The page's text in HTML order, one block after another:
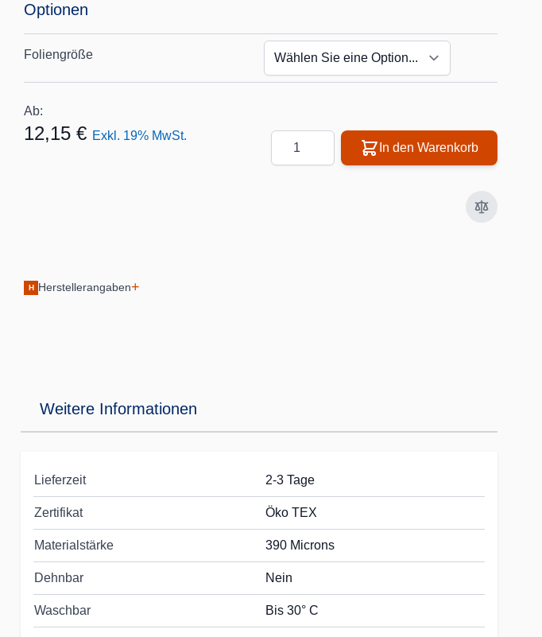
Optionen
Foliengröße
Ab:
12,15 € Exkl. 19% MwSt.
In den Warenkorb
H Herstellerangaben+
Weitere Informationen
Lieferzeit 2-3 Tage
Zertifikat Öko TEX
Materialstärke 390 Microns
Dehnbar Nein
Waschbar Bis 30° C